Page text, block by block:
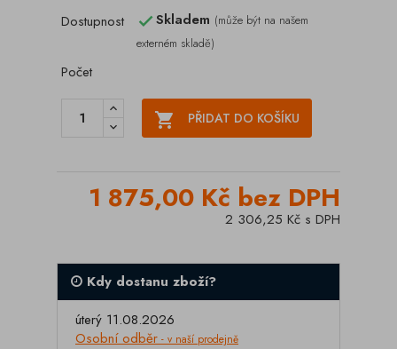
Dostupnost
Skladem (může být na našem
externém skladě)
Počet
 PŘIDAT DO KOŠÍKU
1 875,00 Kč bez DPH
2 306,25 Kč s DPH
Kdy dostanu zboží?
úterý 11.08.2026
Osobní odběr - v naší prodejně